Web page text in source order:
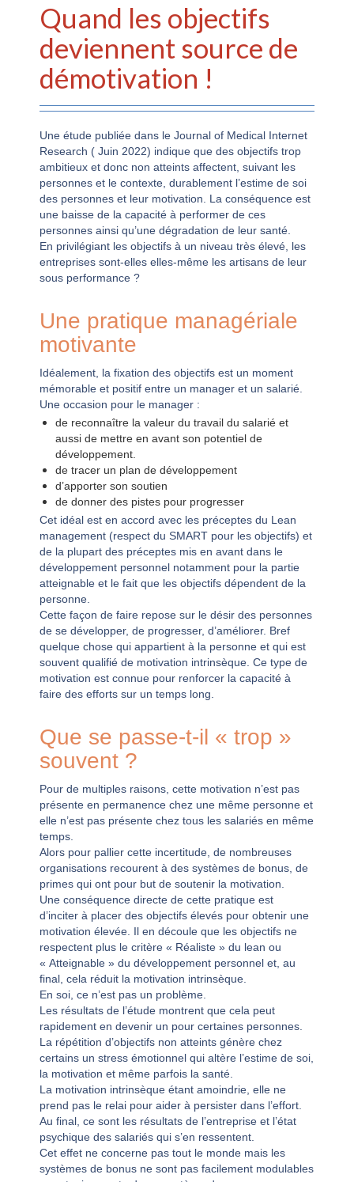
Quand les objectifs
deviennent source de
démotivation !
Une étude publiée dans le Journal of Medical Internet
Research ( Juin 2022) indique que des objectifs trop
ambitieux et donc non atteints affectent, suivant les
personnes et le contexte, durablement l’estime de soi
des personnes et leur motivation. La conséquence est
une baisse de la capacité à performer de ces
personnes ainsi qu’une dégradation de leur santé.
En privilégiant les objectifs à un niveau très élevé, les
entreprises sont-elles elles-même les artisans de leur
sous performance ?
Une pratique managériale
motivante
Idéalement, la fixation des objectifs est un moment
mémorable et positif entre un manager et un salarié.
Une occasion pour le manager :
de reconnaître la valeur du travail du salarié et
aussi de mettre en avant son potentiel de
développement.
de tracer un plan de développement
d’apporter son soutien
de donner des pistes pour progresser
Cet idéal est en accord avec les préceptes du Lean
management (respect du SMART pour les objectifs) et
de la plupart des préceptes mis en avant dans le
développement personnel notamment pour la partie
atteignable et le fait que les objectifs dépendent de la
personne.
Cette façon de faire repose sur le désir des personnes
de se développer, de progresser, d’améliorer. Bref
quelque chose qui appartient à la personne et qui est
souvent qualifié de motivation intrinsèque. Ce type de
motivation est connue pour renforcer la capacité à
faire des efforts sur un temps long.
Que se passe-t-il « trop »
souvent ?
Pour de multiples raisons, cette motivation n’est pas
présente en permanence chez une même personne et
elle n’est pas présente chez tous les salariés en même
temps.
Alors pour pallier cette incertitude, de nombreuses
organisations recourent à des systèmes de bonus, de
primes qui ont pour but de soutenir la motivation.
Une conséquence directe de cette pratique est
d’inciter à placer des objectifs élevés pour obtenir une
motivation élevée. Il en découle que les objectifs ne
respectent plus le critère « Réaliste » du lean ou
« Atteignable » du développement personnel et, au
final, cela réduit la motivation intrinsèque.
En soi, ce n’est pas un problème.
Les résultats de l’étude montrent que cela peut
rapidement en devenir un pour certaines personnes.
La répétition d’objectifs non atteints génère chez
certains un stress émotionnel qui altère l’estime de soi,
la motivation et même parfois la santé.
La motivation intrinsèque étant amoindrie, elle ne
prend pas le relai pour aider à persister dans l’effort.
Au final, ce sont les résultats de l’entreprise et l’état
psychique des salariés qui s’en ressentent.
Cet effet ne concerne pas tout le monde mais les
systèmes de bonus ne sont pas facilement modulables